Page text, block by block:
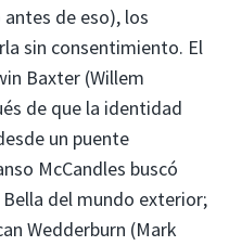
de eso), los
sin consentimiento. El
Baxter (Willem
de que la identidad
un puente
McCandles buscó
del mundo exterior;
Wedderburn (Mark